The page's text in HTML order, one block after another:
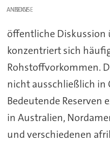
ANZEIGE
öffentliche Diskussion
konzentriert sich
Rohstoffvorkommen.
nicht ausschließlich in
Bedeutende Reserven
in Australien,
und verschiedenen